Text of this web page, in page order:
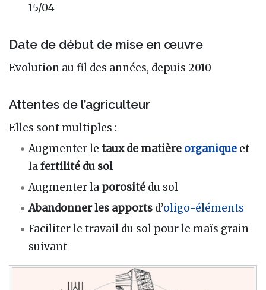
15/04
Date de début de mise en œuvre
Evolution au fil des années, depuis 2010
Attentes de l’agriculteur
Elles sont multiples :
Augmenter letaux de matière organique et
lafertilité du sol
Augmenter la porosité du sol
Abandonner les apports d’oligo-éléments
Faciliter le travail du sol pour le maïs grain
suivant